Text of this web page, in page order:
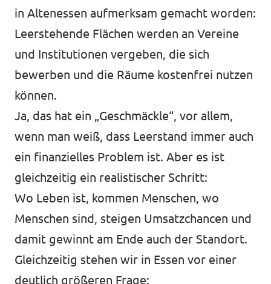
Volt in deiner Nähe
Transparenz
Impressum
in Altenessen aufmerksam gemacht worden:
Leerstehende Flächen werden an Vereine
und Institutionen vergeben, die sich
bewerben und die Räume kostenfrei nutzen
können.
Ja, das hat ein „Geschmäckle“, vor allem,
wenn man weiß, dass Leerstand immer auch
ein finanzielles Problem ist. Aber es ist
gleichzeitig ein realistischer Schritt:
Wo Leben ist, kommen Menschen, wo
Menschen sind, steigen Umsatzchancen und
damit gewinnt am Ende auch der Standort.
Gleichzeitig stehen wir in Essen vor einer
deutlich größeren Frage: